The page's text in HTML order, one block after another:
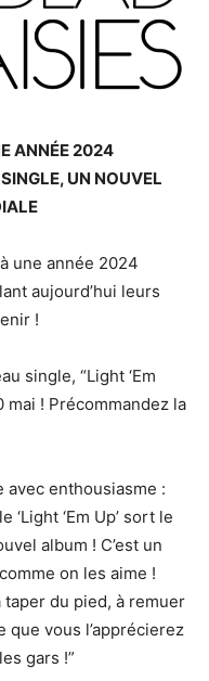
ANNÉE 2024
UN NOUVEL
une année 2024
aujourd’hui leurs
!
single, “Light ‘Em
mai ! Précommandez la
avec enthousiasme :
‘Em Up’ sort le
album ! C’est un
on les aime !
du pied, à remuer
que vous l’apprécierez
gars !”